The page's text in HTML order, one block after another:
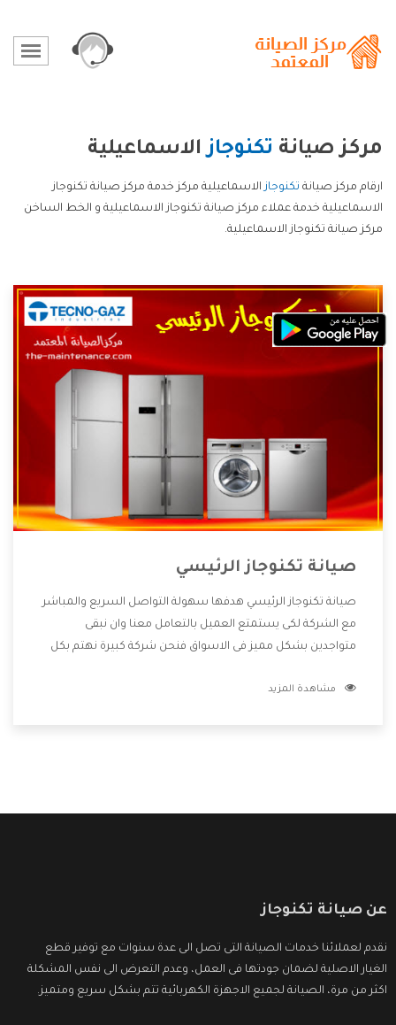
مركز صيانة تكنوجازالاسماعيلية
ارقام مركز صيانة تكنوجازالاسماعيلية مركز خدمة مركز صيانة تكنوجاز
الاسماعيلية خدمة عملاء مركز صيانة تكنوجاز الاسماعيلية و الخط الساخن
مركز صيانة تكنوجاز الاسماعيلية.
صيانة تكنوجاز الرئيسي
صيانة تكنوجاز الرئيسي هدفها سهولة التواصل السريع والمباشر
مع الشركة لكى يستمتع العميل بالتعامل معنا وان نبقى
متواجدين بشكل مميز فى الاسواق فنحن شركة كبيرة نهتم بكل
الشركة بها والتى تكون منها خدمة الصيانة التى تكون من أهم
مشاهدة المزيد
عن صيانة تكنوجاز
نقدم لعملائنا خدمات الصيانة التى تصل الى عدة سنوات مع توفير قطع
الغيار الاصلية لضمان جودتها فى العمل، وعدم التعرض الى نفس المشكلة
اكثر من مرة، الصيانة لجميع الاجهزة الكهربائية تتم بشكل سريع ومتميز.